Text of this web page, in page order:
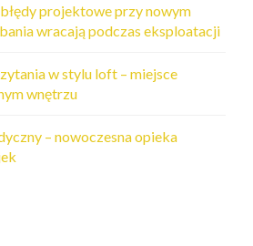
projektowe przy nowym
wracają podczas eksploatacji
w stylu loft – miejsce
wnętrzu
– nowoczesna opieka